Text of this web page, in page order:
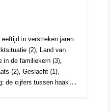
in verstreken jaren
(2), Land van
in de familiekern (3),
(2), Geslacht (1),